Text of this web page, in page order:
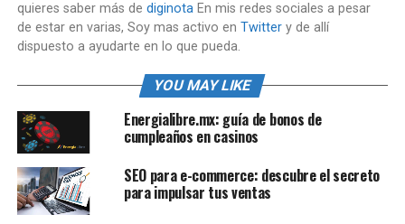
quieres saber más de diginotaEn mis redes sociales a pesar
de estar en varias, Soy mas activo en Twittery de allí
dispuesto a ayudarte en lo que pueda.
YOU MAY LIKE
Energialibre.mx: guía de bonos de
cumpleaños en casinos
SEO para e-commerce: descubre el secreto
para impulsar tus ventas